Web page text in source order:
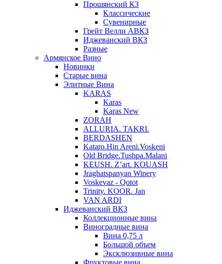
Прошянский КЗ
Классические
Сувенирные
Грейт Велли АВКЗ
Иджеванский ВКЗ
Разные
Армянское Вино
Новинки
Старые вина
Элитные Вина
KARAS
Karas
Karas New
ZORAH
ALLURIA. TAKRI.
BERDASHEN
Kataro.Hin Areni.Voskeni
Old Bridge.Tushpa.Malani
KEUSH. Z’art. KOUASH
Jraghatspanyan Winery
Voskevaz - Qotot
Trinity. KOOR. Jan
VAN ARDI
Иджеванский ВКЗ
Коллекционные вина
Виноградные вина
Вина 0,75 л
Большой объем
Эксклюзивные вина
Фруктовые вина